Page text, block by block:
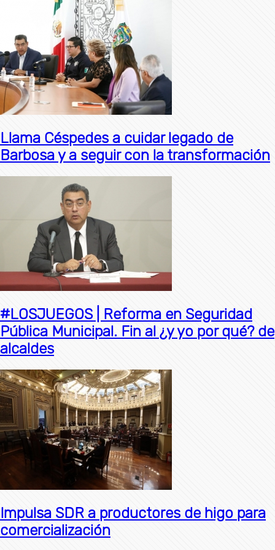
Llama Céspedes a cuidar legado de
Barbosa y a seguir con la transformación
#LOSJUEGOS | Reforma en Seguridad
Pública Municipal. Fin al ¿y yo por qué? de
alcaldes
Impulsa SDR a productores de higo para
comercialización